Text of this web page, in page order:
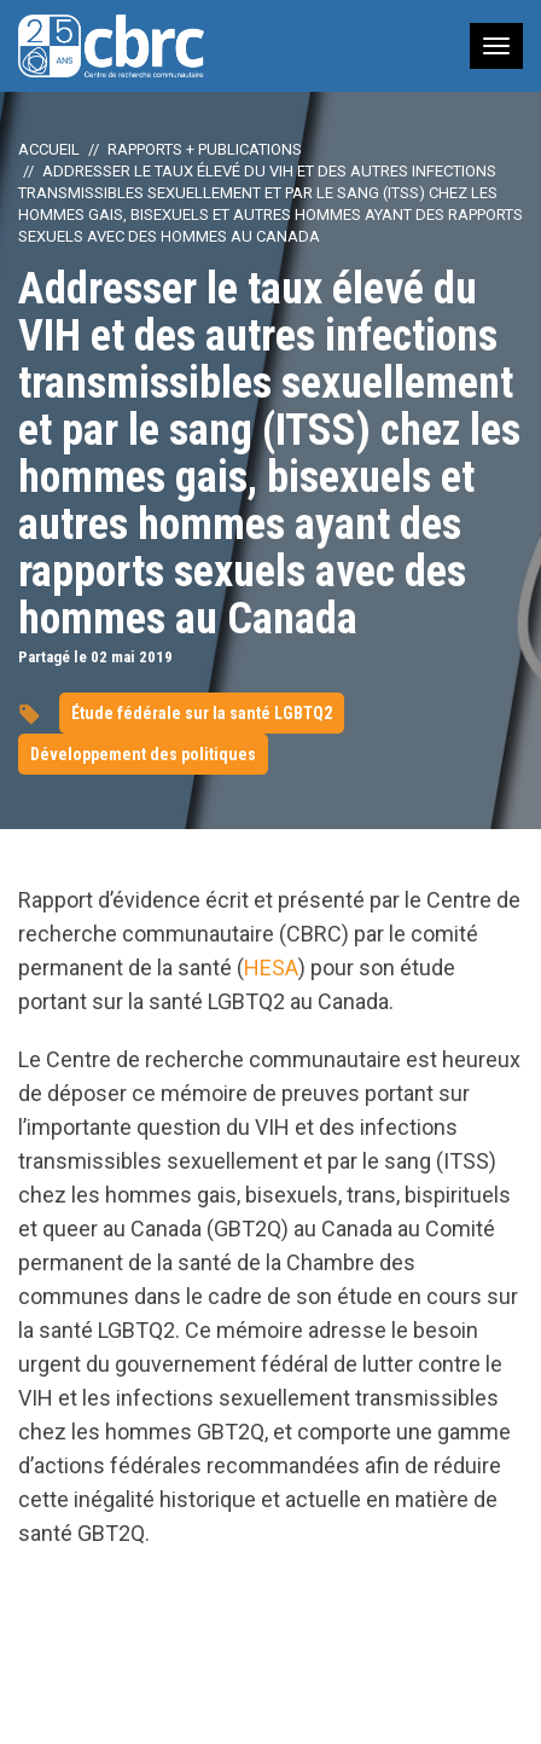
à
ACCUEIL
RAPPORTS + PUBLICATIONS
ADDRESSER LE TAUX ÉLEVÉ DU VIH ET DES AUTRES INFECTIONS
TRANSMISSIBLES SEXUELLEMENT ET PAR LE SANG (ITSS) CHEZ LES
HOMMES GAIS, BISEXUELS ET AUTRES HOMMES AYANT DES RAPPORTS
SEXUELS AVEC DES HOMMES AU CANADA
Addresser le taux élevé du
VIH et des autres infections
transmissibles sexuellement
et par le sang (ITSS) chez les
hommes gais, bisexuels et
autres hommes ayant des
rapports sexuels avec des
hommes au Canada
Partagé le 02 mai 2019
Étude fédérale sur la santé LGBTQ2
Développement des politiques
Rapport d’évidence écrit et présenté par le Centre de
recherche communautaire (CBRC) par le comité
permanent de la santé (HESA) pour son étude
portant sur la santé LGBTQ2 au Canada.
Le Centre de recherche communautaire est heureux
de déposer ce mémoire de preuves portant sur
l’importante question du VIH et des infections
transmissibles sexuellement et par le sang (ITSS)
chez les hommes gais, bisexuels, trans, bispirituels
et queer au Canada (GBT2Q) au Canada au Comité
permanent de la santé de la Chambre des
communes dans le cadre de son étude en cours sur
la santé LGBTQ2. Ce mémoire adresse le besoin
urgent du gouvernement fédéral de lutter contre le
VIH et les infections sexuellement transmissibles
chez les hommes GBT2Q, et comporte une gamme
d’actions fédérales recommandées afin de réduire
cette inégalité historique et actuelle en matière de
santé GBT2Q.